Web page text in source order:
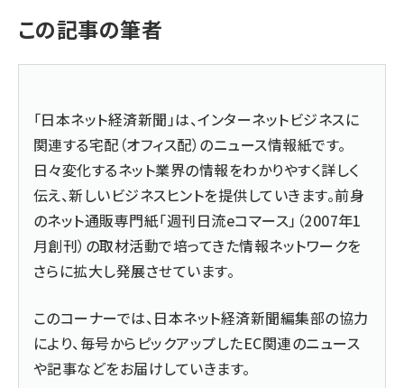
この記事の筆者
「日本ネット経済新聞」は、インターネットビジネスに
関連する宅配（オフィス配）のニュース情報紙です。
日々変化するネット業界の情報をわかりやすく詳しく
伝え、新しいビジネスヒントを提供していきます。前身
のネット通販専門紙「週刊日流eコマース」（2007年1
月創刊）の取材活動で培ってきた情報ネットワークを
さらに拡大し発展させています。
このコーナーでは、日本ネット経済新聞編集部の協力
により、毎号からピックアップしたEC関連のニュース
や記事などをお届けしていきます。